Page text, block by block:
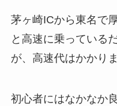
茅ヶ崎ICから東名で
と高速に乗っている
が、高速代はかかりま
初心者にはなかなか